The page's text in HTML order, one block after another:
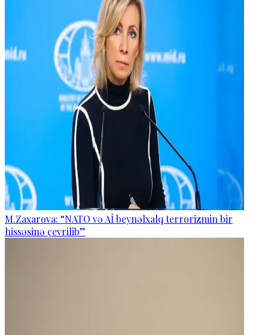
M.Zaxarova: “NATO və Aİ beynəlxalq terrorizmin bir
hissəsinə çevrilib”